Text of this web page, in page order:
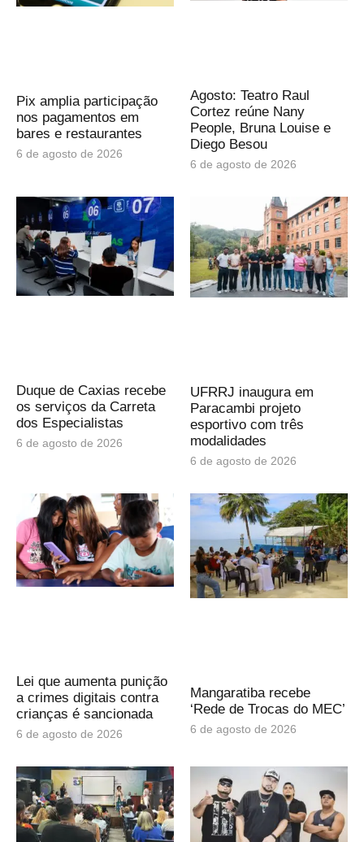
Pix amplia participação
nos pagamentos em
bares e restaurantes
6 de agosto de 2026
Agosto: Teatro Raul
Cortez reúne Nany
People, Bruna Louise e
Diego Besou
6 de agosto de 2026
Duque de Caxias recebe
os serviços da Carreta
dos Especialistas
6 de agosto de 2026
UFRRJ inaugura em
Paracambi projeto
esportivo com três
modalidades
6 de agosto de 2026
Lei que aumenta punição
a crimes digitais contra
crianças é sancionada
6 de agosto de 2026
Mangaratiba recebe
‘Rede de Trocas do MEC’
6 de agosto de 2026